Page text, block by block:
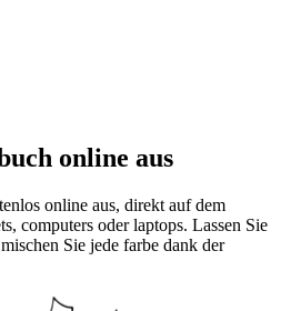
online aus
online aus, direkt auf dem
computers oder laptops. Lassen Sie
Sie jede farbe dank der